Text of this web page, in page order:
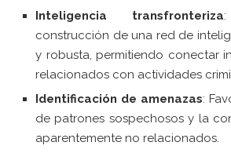
Inteligencia transfronteriza
construcción de una red de
y robusta, permitiendo conectar
relacionados con actividades
Identificación de amenazas:
de patrones sospechosos y la
aparentemente no relacionados.